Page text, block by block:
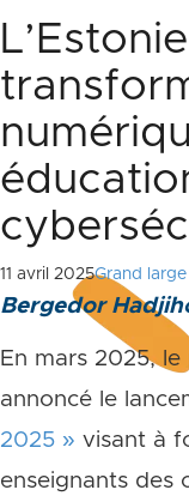
11 avril 2025Grand large
Bergedor
En mars 2025,
annoncé le
2025 » visant à
enseignants des